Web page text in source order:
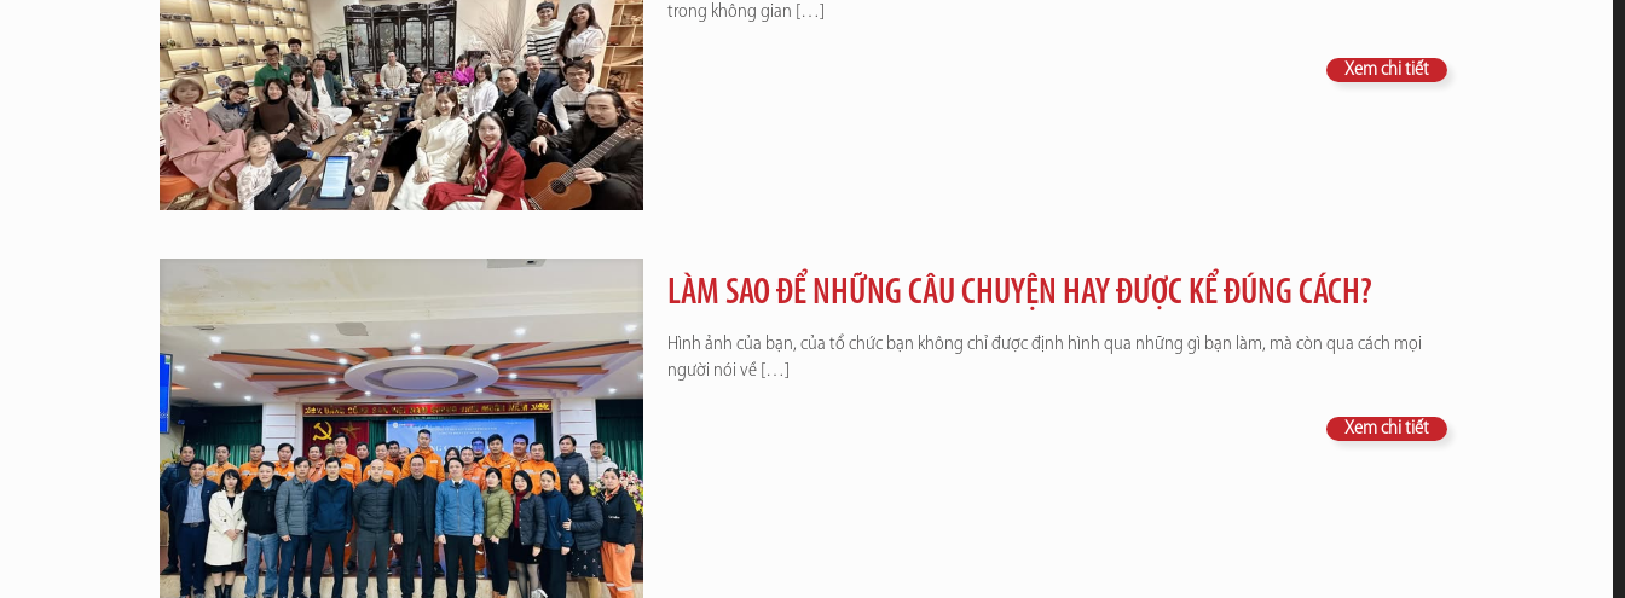
trong không gian […]
Xem chi tiết
LÀM SAO ĐỂ NHỮNG CÂU CHUYỆN HAY ĐƯỢC KỂ ĐÚNG CÁCH?
Hình ảnh của bạn, của tổ chức bạn không chỉ được định hình qua những gì bạn làm, mà còn qua cách mọi
người nói về[…]
Xem chi tiết